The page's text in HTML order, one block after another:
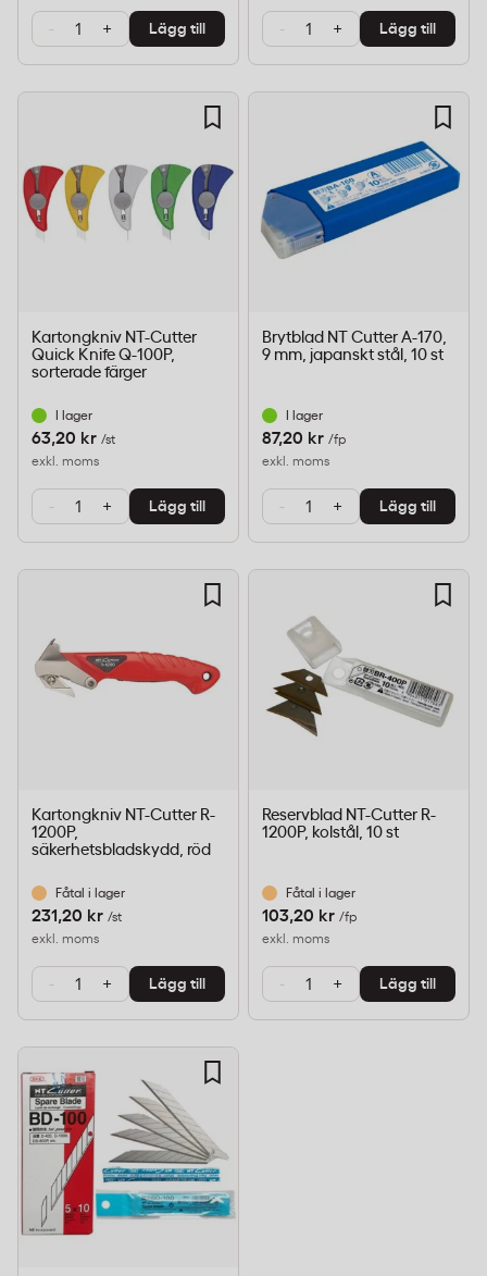
- + Lägg till - + Lägg till
Kartongkniv NT-Cutter
Quick Knife Q-100P,
sorterade färger
I lager
63,20 kr /st
exkl. moms
- + Lägg till
Brytblad NT Cutter A-170,
9 mm, japanskt stål, 10 st
I lager
87,20 kr /fp
exkl. moms
- + Lägg till
Kartongkniv NT-Cutter R-
1200P,
säkerhetsbladskydd, röd
Fåtal i lager
231,20 kr /st
exkl. moms
- + Lägg till
Reservblad NT-Cutter R-
1200P, kolstål, 10 st
Fåtal i lager
103,20 kr /fp
exkl. moms
- + Lägg till